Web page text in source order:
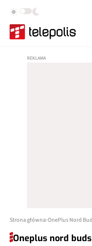
Strona główna OnePlus Nord
Oneplus nord